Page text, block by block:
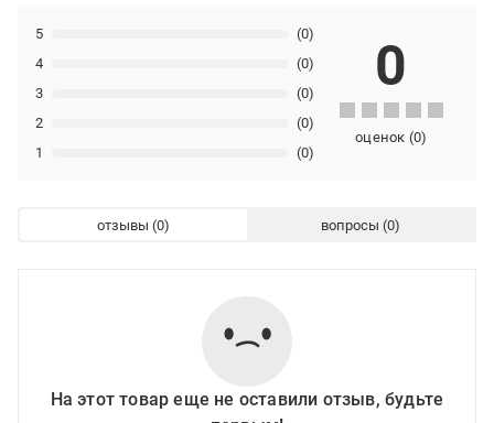
1 (0)
2 (0)
3 (0)
4 (0)
5 (0)
0
оценок (0)
отзывы вопросы
На этот товар еще не оставили отзыв, будьте